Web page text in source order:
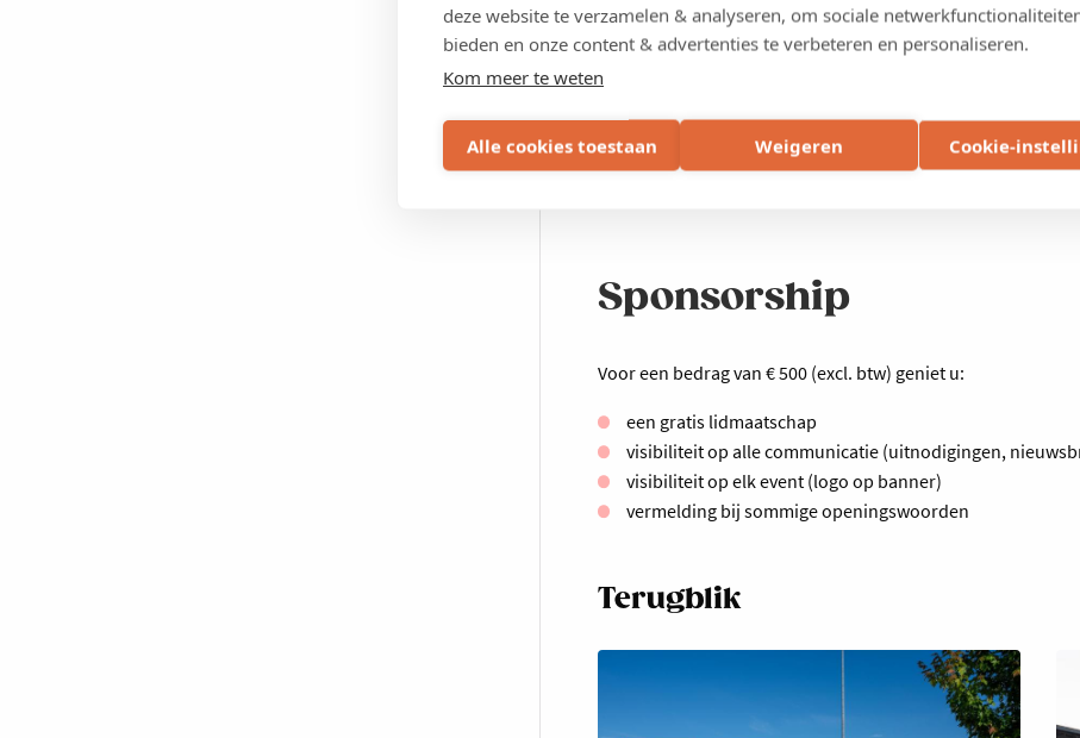
deze website te verzamelen & analyseren, om sociale
bieden en onze content & advertenties te verbeteren en personaliseren.
Kom meer te weten
Alle cookies toestaan Weigeren Cookie-
Volgende activiteit
Sponsorship
Voor een bedrag van € 500 (excl. btw) geniet u:
een gratis lidmaatschap
visibiliteit op alle communicatie (uitnodigingen,
visibiliteit op elk event (logo op banner)
vermelding bij sommige openingswoorden
Terugblik